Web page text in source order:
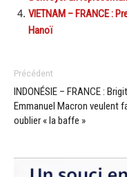
VIETNAM – FRANCE :
Hanoï
Précédent
INDONÉSIE – FRANCE :
Emmanuel Macron veulent
oublier « la baffe »